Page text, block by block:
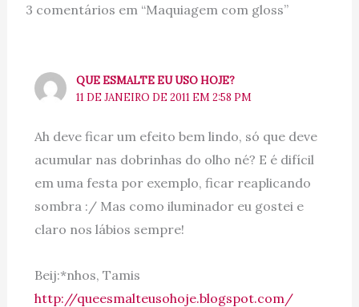
3 comentários em “Maquiagem com gloss”
QUE ESMALTE EU USO HOJE?
11 DE JANEIRO DE 2011 EM 2:58 PM
Ah deve ficar um efeito bem lindo, só que deve
acumular nas dobrinhas do olho né? E é difícil
em uma festa por exemplo, ficar reaplicando
sombra :/ Mas como iluminador eu gostei e
claro nos lábios sempre!
Beij:*nhos, Tamis
http://queesmalteusohoje.blogspot.com/